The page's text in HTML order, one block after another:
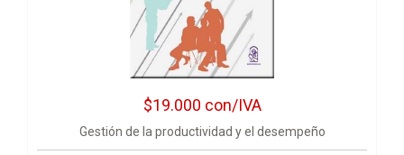
$19.000 con/IVA
Gestión de la productividad y el desempeño